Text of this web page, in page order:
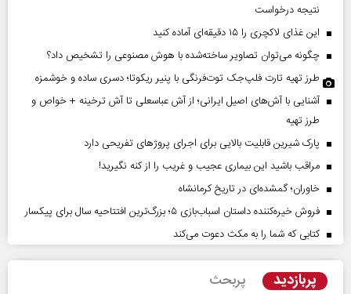
نتیجه درخواست
این غذای لاکچری را ۱۵ دقیقه‌ای آماده کنید
چگونه می‌توان تصاویر ساخته‌شده با هوش مصنوعی را تشخیص داد؟
طرز تهیه تارت فلپ‌جک توت‌فرنگی با پنیر ریکوتا؛ دسری ساده و خوشمزه
آشنایی با آش‌های اصیل ایرانی؛ از آش عباسعلی تا آش ترخینه + خواص و
طرز تهیه
پارک شیرین قابلیت‌ بالایی برای اجرای پروژهای تفریحی دارد
مراقب باشید این بیماری عجیب و غریب را از کنه نگیرید!
خاوران؛ گمشده‌ای در تاریخ کرمانشاه
فروش خیره‌کننده داستان اسباب‌بازی ۵؛ بزرگ‌ترین افتتاحیه سال برای پیکسار
کتابی که شما را به مکث دعوت می‌کند
پربازدید پربحث